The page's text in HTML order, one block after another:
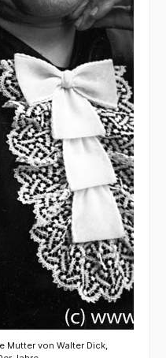
Mutter von Walter Dick,